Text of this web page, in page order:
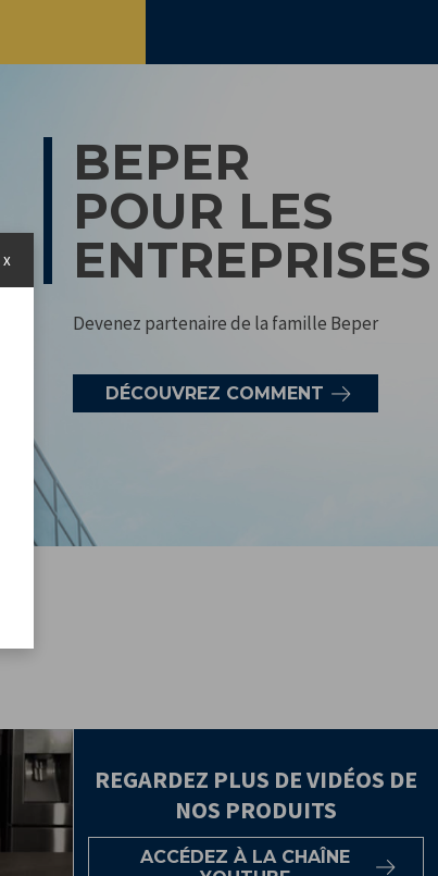
BEPER
POUR LES
ENTREPRISES
Devenez partenaire de la famille Beper
DÉCOUVREZ COMMENT
REGARDEZ PLUS DE VIDÉOS DE
NOS PRODUITS
ACCÉDEZ À LA CHAÎNE
x